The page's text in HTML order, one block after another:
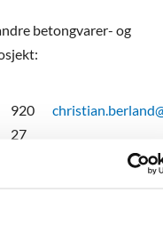
betongvarer- og
920
27